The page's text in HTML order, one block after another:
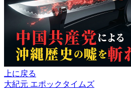
上に戻る
大紀元 エポックタイムズ